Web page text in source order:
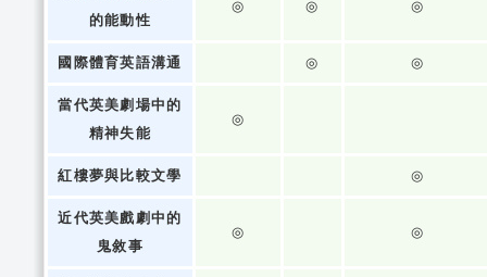
的能動性
◎ ◎ ◎
國際體育英語溝通 ◎ ◎
當代英美劇場中的
精神失能
◎
紅樓夢與比較文學 ◎
近代英美戲劇中的
鬼敘事
◎ ◎